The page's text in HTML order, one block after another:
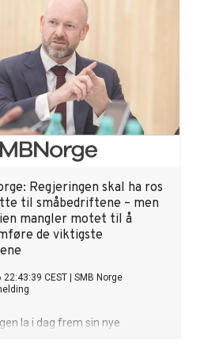
Regjeringen skal ha ros
til småbedriftene – men
mangler motet til å
de viktigste
22:43:39 CEST
SMB Norge
la i dag frem sin nye